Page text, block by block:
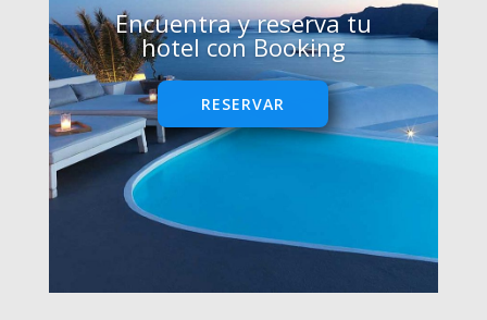
Encuentra y reserva tu
hotel con Booking
RESERVAR